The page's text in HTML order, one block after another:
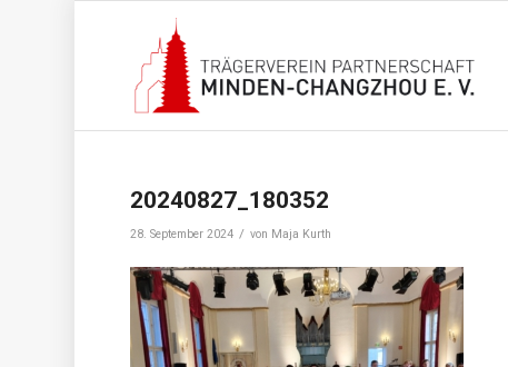
20240827_180352
28. September 2024 / von Maja Kurth